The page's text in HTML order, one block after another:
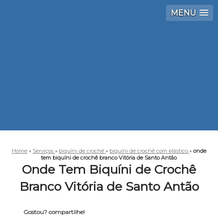
MENU
Home » Serviços » biquíni de crochê » biquíni de crochê com elástico » onde
tem biquíni de crochê branco Vitória de Santo Antão
Onde Tem Biquíni de Crochê
Branco Vitória de Santo Antão
Gostou? compartilhe!